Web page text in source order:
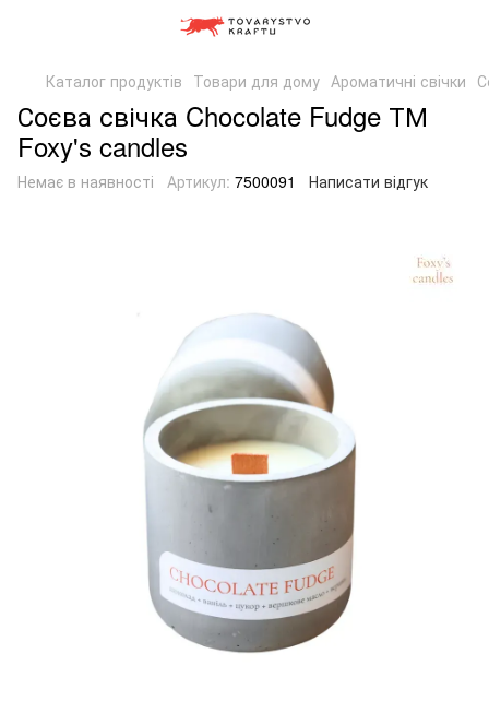
Каталог продуктів Товари для дому Ароматичні свічки
Соєва свічка Chocolate Fudge ТМ
Foxy's candles
Немає в наявності Артикул: 7500091 Написати відгук